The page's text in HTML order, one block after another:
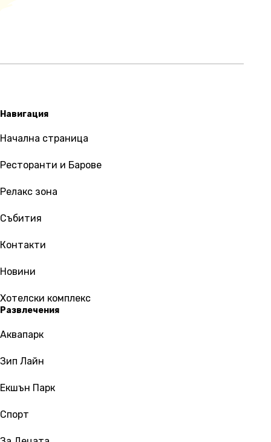
Навигация
Начална страница
Ресторанти и Барове
Релакс зона
Събития
Контакти
Новини
Хотелски комплекс
Развлечения
Аквапарк
Зип Лайн
Екшън Парк
Спорт